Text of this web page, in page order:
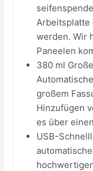
Arbeitsplatte
werden. Wir
Paneelen
380 ml
großem
Hinzufügen
es über
USB-